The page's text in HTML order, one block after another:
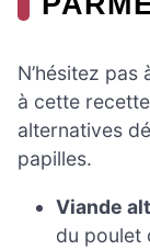
N’hésitez
à cette
alternatives
papilles.
Viande
du poulet